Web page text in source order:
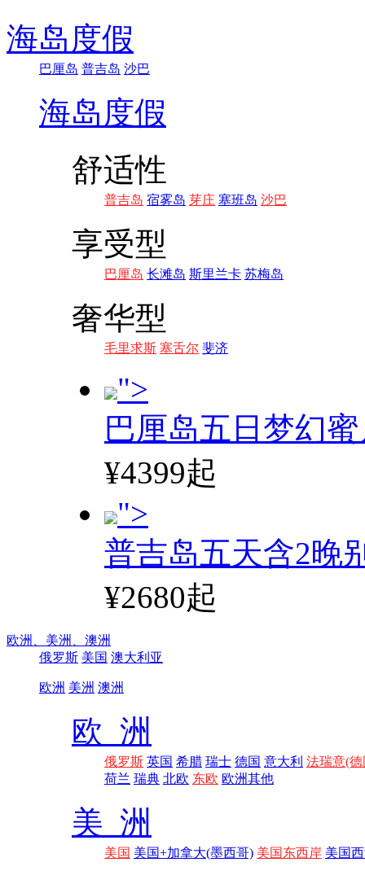
海岛度假
巴厘岛 普吉岛 沙巴
海岛度假
舒适性
普吉岛 宿雾岛 芽庄 塞班岛 沙巴
享受型
巴厘岛 长滩岛 斯里兰卡 苏梅岛
奢华型
毛里求斯 塞舌尔 斐济
">
巴厘岛五日梦幻
¥4399起
">
普吉岛五天含2晚
¥2680起
欧洲、 美洲、 澳洲
俄罗斯 美国 澳大利亚
欧洲 美洲 澳洲
欧 洲
俄罗斯 英国 希腊 瑞士 德国 意大利 法瑞意(德
荷兰 瑞典 北欧 东欧 欧洲其他
美 洲
美国 美国+加拿大(墨西哥) 美国东西岸 美国